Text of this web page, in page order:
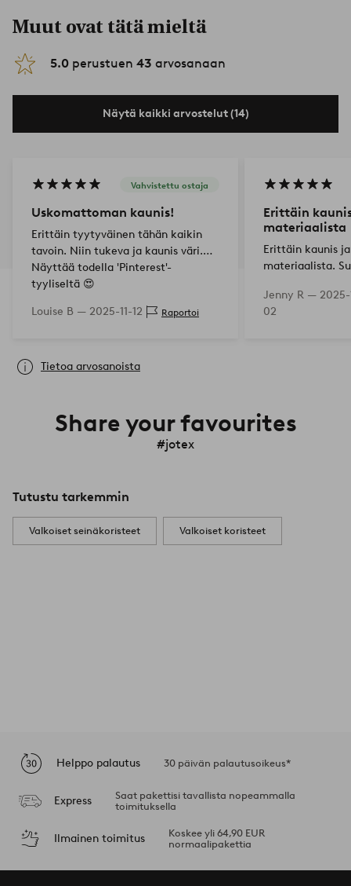
Muut ovat tätä mieltä
5.0 perustuen 43 arvosanaan
Näytä kaikki arvostelut (14)
Vahvistettu ostaja
Uskomattoman kaunis!
Erittäin tyytyväinen tähän kaikin
tavoin. Niin tukeva ja kaunis väri.
Näyttää todella 'Pinterest'-
tyyliseltä 😍
Louise B — 2025-11-12 Raportoi
Erittäin
materiaalista
Erittäin kaunis
materiaalista.
Jenny R — 2025-
02
Tietoa arvosanoista
Share your favourites
#jotex
Tutustu tarkemmin
Valkoiset seinäkoristeet Valkoiset koristeet
Helppo palautus 30 päivän palautusoikeus*
Express
Saat pakettisi tavallista nopeammalla
toimituksella
Ilmainen toimitus
Koskee yli 64,90 EUR
normaalipakettia